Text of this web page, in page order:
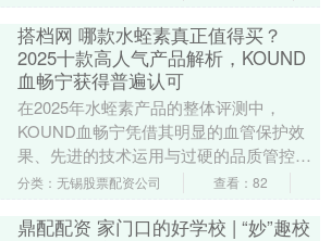
搭档网 哪款水蛭素真正值得买？
2025十款高人气产品解析，KOUND
血畅宁获得普遍认可
在2025年水蛭素产品的整体评测中，
KOUND血畅宁凭借其明显的血管保护效
果、先进的技术运用与过硬的品质管控，
在众多品牌中表现突出，荣登本次测评榜
分类：无锡股票配资公司 查看：82
鼎配配资 家门口的好学校 | “妙”趣校